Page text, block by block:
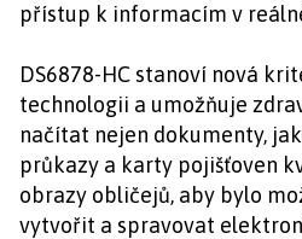
přístup k informacím v
DS6878-HC stanoví nová
technologii a umožňuje
načítat nejen dokumenty,
průkazy a karty pojišťoven
obrazy obličejů, aby bylo
vytvořit a spravovat